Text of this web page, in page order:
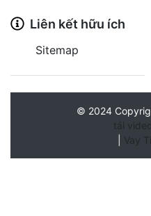
Liên kết hữu ích
Sitemap
© 2024
tải
Vay